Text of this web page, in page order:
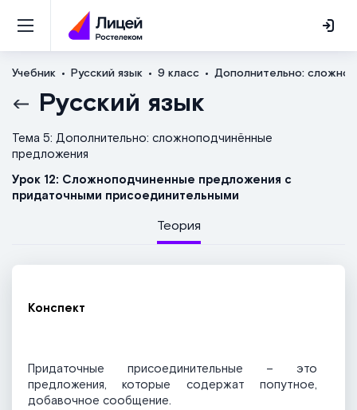
Учебник Русский язык 9 класс Дополнительно:
Русский язык
Тема 5: Дополнительно: сложноподчинённые
предложения
Урок 12: Сложноподчиненные предложения с
придаточными присоединительными
Теория
Конспект
Придаточные присоединительные – это
предложения, которые содержат попутное,
добавочное сообщение.